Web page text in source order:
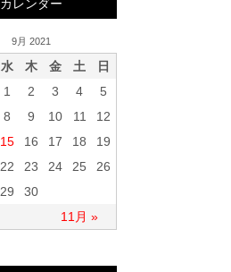
カレンダー
9月 2021
水 木 金 土 日
11月 »
1 2 3 4
5
8 9 10 11
12
15 16 17 18
19
22 23 24 25
26
29 30